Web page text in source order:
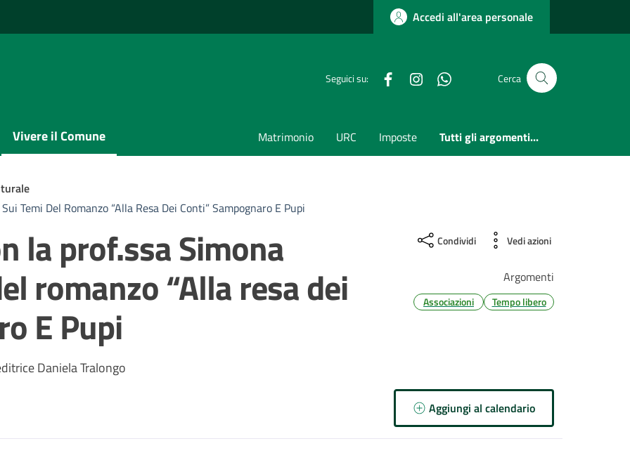
Accedi all'area personale
Seguici su: FacebookInstagramwhatsappCerca
Vivere il Comune Matrimonio URC Imposte Tutti gli argomenti...
Temi Del Romanzo “Alla Resa Dei Conti” Sampognaro E Pupi
la prof.ssa Simona
romanzo “Alla resa dei
E Pupi
Daniela Tralongo
Condividi Vedi azioni
Argomenti
Associazioni Tempo libero
Aggiungi al calendario